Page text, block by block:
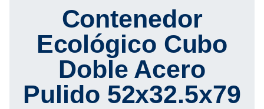
Contenedor
Ecológico Cubo
Doble Acero
Pulido 52x32.5x79